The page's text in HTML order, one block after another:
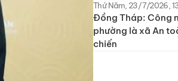
Thứ Năm, 23/7/2026,
Đồng Tháp: Công
phường là xã An
chiến